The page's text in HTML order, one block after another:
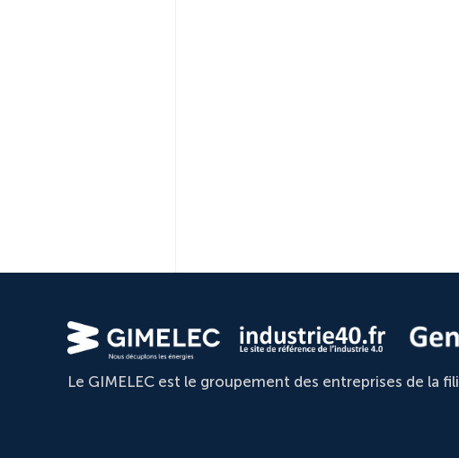
Le GIMELEC est le groupement des entreprises de la